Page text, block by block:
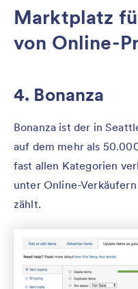
Marktplatz
von Online-
4. Bonanza
Bonanza ist der in
auf dem mehr als
fast allen Kategorien
unter Online-
zählt.